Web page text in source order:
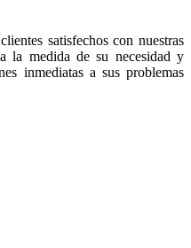
satisfechos con nuestras
la medida de su necesidad y
inmediatas a sus problemas